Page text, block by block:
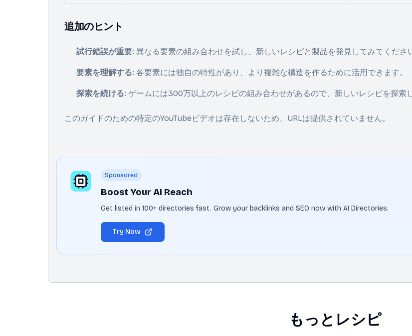
追加のヒント
試行錯誤が重要: 異なる要素の組み合わせを試し、新しいレシピと製品を発見してみてくださ
要素を理解する: 各要素には独自の特性があり、より複雑な構造を作るために活用できます。
探索を続ける: ゲームには300万以上のレシピの組み合わせがあるので、新しいレシピを探索
このガイドのための特定のYouTubeビデオは存在しないため、URLは提供されていません。
Sponsored
Boost Your AI Reach
Get listed in 100+ directories fast. Grow your backlinks and SEO now with AI Directories.
Try Now
もっとレシピ